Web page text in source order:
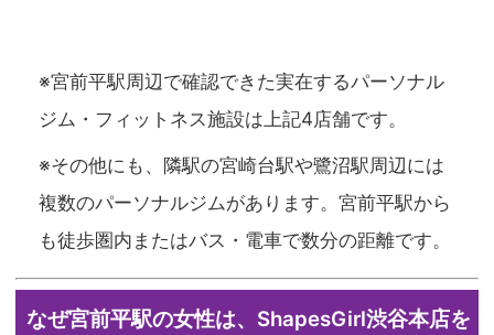
※宮前平駅周辺で確認できた実在するパーソナル
ジム・フィットネス施設は上記4店舗です。
※その他にも、隣駅の宮崎台駅や鷺沼駅周辺には
複数のパーソナルジムがあります。宮前平駅から
も徒歩圏内またはバス・電車で数分の距離です。
なぜ宮前平駅の女性は、ShapesGirl渋谷本店を